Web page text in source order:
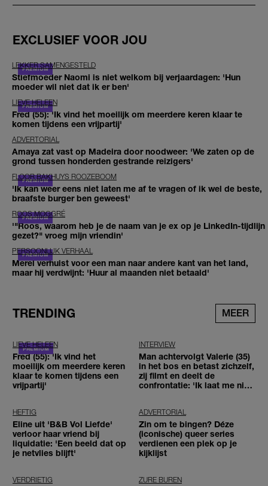
EXCLUSIEF VOOR JOU
LEKKER SAMENGESTELD
Stiefmoeder Naomi is niet welkom bij verjaardagen: 'Hun
moeder wil niet dat ik er ben'
LIEVE HELEEN
Fred (55): 'Ik vind het moeilijk om meerdere keren klaar te
komen tijdens een vrijpartij'
ADVERTORIAL
Amaya zat vast op Madeira door noodweer: 'We zaten op de
grond tussen honderden gestrande reizigers'
FLOOR BAKHUYS ROOZEBOOM
'Ik kan weer eens niet laten me af te vragen of ik wel de beste,
braafste burger ben geweest'
ROOS MOGGRÉ
'"Roos, waarom heb je de naam van je ex op je LinkedIn-tijdlijn
gezet?" vroeg mijn vriendin'
PERSOONLIJK VERHAAL
Merel verhuist voor een man naar andere kant van het land,
maar hij verdwijnt: 'Huur al maanden niet betaald'
TRENDING MEER
LIEVE HELEEN
Fred (55): 'Ik vind het
moeilijk om meerdere keren
klaar te komen tijdens een
vrijpartij'
INTERVIEW
Man achtervolgt Valerie (35)
in het bos en betast zichzelf,
zij filmt en deelt de
confrontatie: 'Ik laat me niet
HEFTIG
Eline uit 'B&B Vol Liefde'
verloor haar vriend bij
liquidatie: 'Een beeld dat op
je netvlies blijft'
ADVERTORIAL
Zin om te bingen? Déze
(iconische) queer series
verdienen een plek op je
kijklijst
VERDRIETIG ZURE BUREN